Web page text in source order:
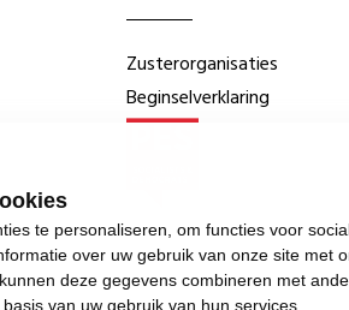
te personaliseren, om functies voor
over uw gebruik van onze site met
deze gegevens combineren met
van uw gebruik van hun services.
Zusterorganisaties
Beginselverklaring